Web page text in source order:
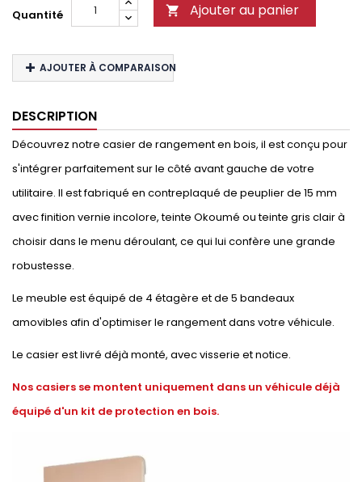
Quantité  Ajouter au panier
AJOUTER À COMPARAISON
DESCRIPTION
Découvrez notre casier de rangement en bois, il est conçu pour
s'intégrer parfaitement sur le côté avant gauche de votre
utilitaire. Il est fabriqué en contreplaqué de peuplier de 15 mm
avec finition vernie incolore, teinte Okoumé ou teinte gris clair à
choisir dans le menu déroulant, ce qui lui confère une grande
robustesse.
Le meuble est équipé de 4 étagère et de 5 bandeaux
amovibles afin d'optimiser le rangement dans votre véhicule.
Le casier est livré déjà monté, avec visserie et notice.
Nos casiers se montent uniquement dans un véhicule déjà
équipé d'un kit de protection en bois.